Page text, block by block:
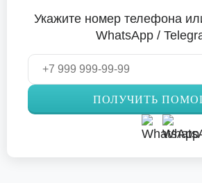
Укажите номер телефона
WhatsApp /
ПОЛУЧИТЬ